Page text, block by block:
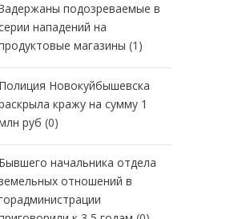
подозреваемые в
нападений на
магазины (1)
Полиция Новокуйбышевска
кражу на сумму 1
руб (0)
Бывшего начальника отдела
отношений в